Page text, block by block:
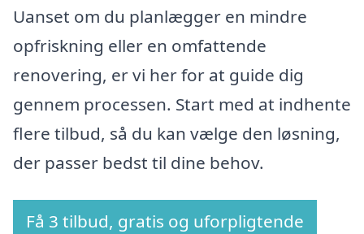
Uanset om du planlægger en mindre
opfriskning eller en omfattende
renovering, er vi her for at guide dig
gennem processen. Start med at indhente
flere tilbud, så du kan vælge den løsning,
der passer bedst til dine behov.
Få 3 tilbud, gratis og uforpligtende